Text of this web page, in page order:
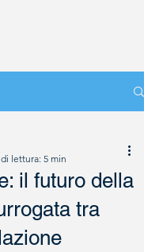
il futuro della
tra
lettura: 5 min